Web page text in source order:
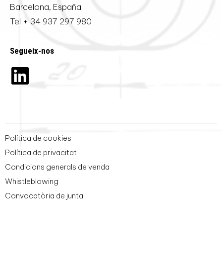
Barcelona, España
Tel + 34 937 297 980
Segueix-nos
Política de cookies
Política de privacitat
Condicions generals de venda
Whistleblowing
Convocatòria de junta